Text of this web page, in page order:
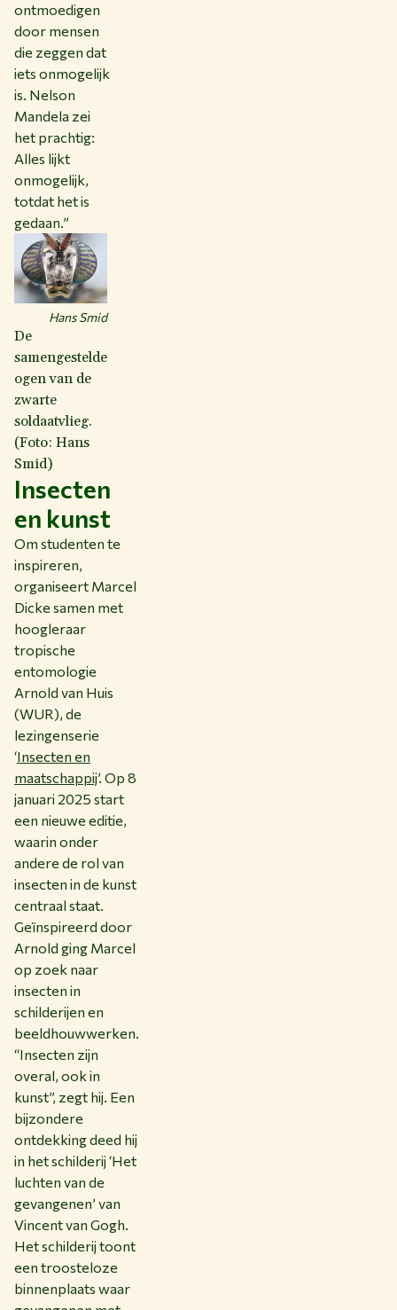
ontmoedigen
door mensen
die zeggen dat
iets onmogelijk
is. Nelson
Mandela zei
het prachtig:
Alles lijkt
onmogelijk,
totdat het is
gedaan.”
Hans Smid
De
samengestelde
ogen van de
zwarte
soldaatvlieg.
(Foto: Hans
Smid)
Insecten
en kunst
Om studenten te
inspireren,
organiseert Marcel
Dicke samen met
hoogleraar
tropische
entomologie
Arnold van Huis
(WUR), de
lezingenserie
‘Insecten en
maatschappij’. Op 8
januari 2025 start
een nieuwe editie,
waarin onder
andere de rol van
insecten in de kunst
centraal staat.
Geïnspireerd door
Arnold ging Marcel
op zoek naar
insecten in
schilderijen en
beeldhouwwerken.
“Insecten zijn
overal, ook in
kunst”, zegt hij. Een
bijzondere
ontdekking deed hij
in het schilderij ‘Het
luchten van de
gevangenen’ van
Vincent van Gogh.
Het schilderij toont
een troosteloze
binnenplaats waar